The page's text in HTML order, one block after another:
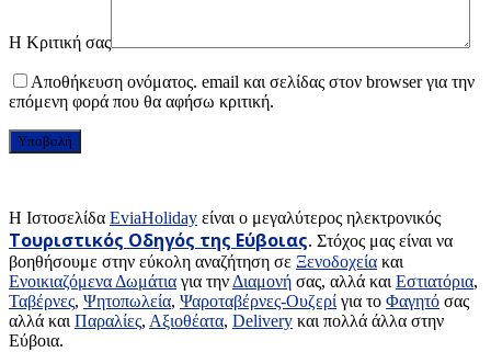
Η Κριτική σας
Αποθήκευση ονόματος. email και σελίδας στον browser για την
επόμενη φορά που θα αφήσω κριτική.
H Ιστοσελίδα EviaHoliday είναι ο μεγαλύτερος ηλεκτρονικός
Τουριστικός Οδηγός της Εύβοιας. Στόχος μας είναι να
βοηθήσουμε στην εύκολη αναζήτηση σε Ξενοδοχεία και
Ενοικιαζόμενα Δωμάτια για την Διαμονή σας, αλλά και Εστιατόρια,
Ταβέρνες, Ψητοπωλεία, Ψαροταβέρνες-Ουζερί για το Φαγητό σας
αλλά και Παραλίες, Αξιοθέατα, Delivery και πολλά άλλα στην
Εύβοια.